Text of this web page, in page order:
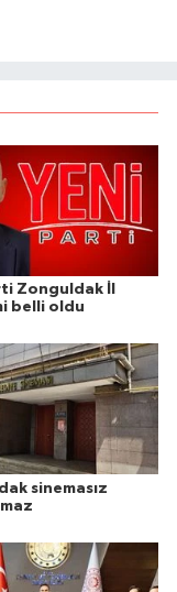
Zonguldak İl
belli oldu
sinemasız